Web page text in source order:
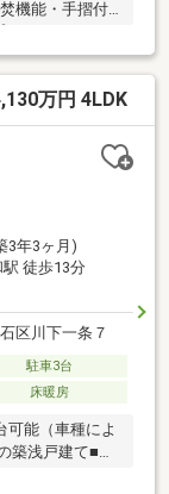
機能・手摺付●
はエアコン付、
イレ付(1Fは手
トイレ採用)●ベ
横シューズク
ステム(第3種)●
万円 4LDK
3年3ヶ月)
駅 徒歩13分
区川下一条７
駐車3台
床暖房
可能（車種によ
築浅戸建て■４